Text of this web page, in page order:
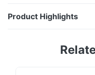
Product Highlights
Koolstofstaal Gelaste